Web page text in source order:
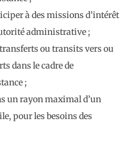
à des missions d’intérêt
administrative ;
ou transits vers ou
dans le cadre de
;
un rayon maximal d’un
pour les besoins des